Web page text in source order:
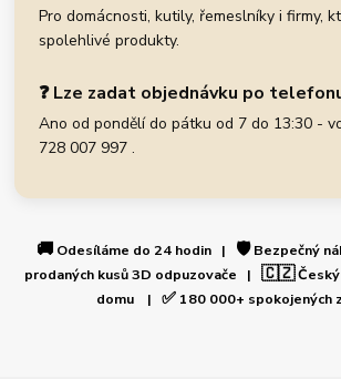
Pro domácnosti, kutily, řemeslníky i firmy,
spolehlivé produkty.
❓ Lze zadat objednávku po
Ano od pondělí do pátku od 7 do 13:30 -
728 007 997 .
🚚 Odesíláme do 24 hodin | 🛡️Bezpečný
prodaných kusů 3D odpuzovače | 🇨🇿Český
domu | ✅180 000+ spokojených